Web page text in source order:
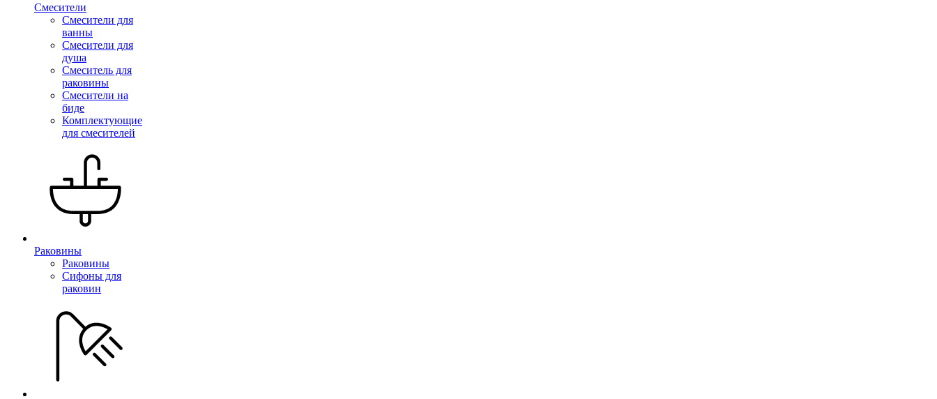
Смесители
Смесители для
ванны
Смесители для
душа
Смеситель для
раковины
Смесители на
биде
Комплектующие
для смесителей
Раковины
Раковины
Сифоны для
раковин